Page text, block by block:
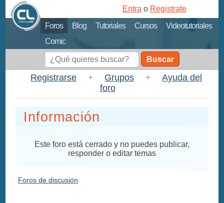
Foros Blog Tutoriales Cursos
Videotutoriales
Comic
Entra o Registrate
Buscar
Registrarse + Grupos +
Ayuda del
foro
Información
Este foro está cerrado y no puedes publicar,
responder o editar temas
Foros de discusión